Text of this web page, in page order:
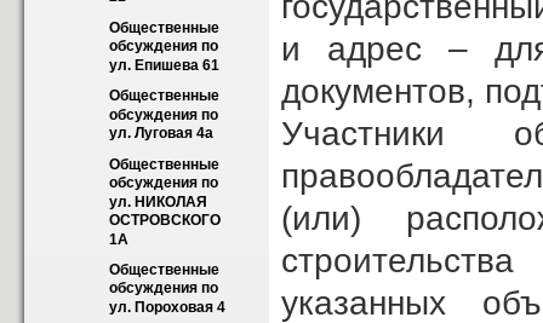
Общественные
обсуждения по
ул. Епишева 61
Общественные
обсуждения по
ул. Луговая 4а
Общественные
обсуждения по
ул. НИКОЛАЯ
ОСТРОВСКОГО
1А
Общественные
обсуждения по
ул. Пороховая 4
и адрес –
документов,
Участники
(или)
указанных